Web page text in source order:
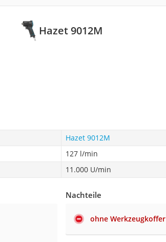
Hazet 9012M
Hazet 9012M
127 l/min
11.000 U/min
Nachteile
ohne Werkzeugkoffer